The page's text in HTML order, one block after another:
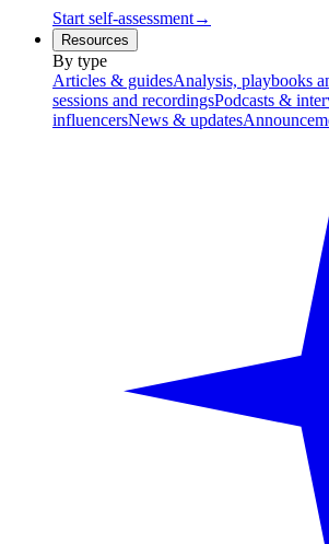
Start self-assessment→
Resources
By type
Articles & guidesAnalysis, playbooks
sessions and recordingsPodcasts &
influencersNews & updates